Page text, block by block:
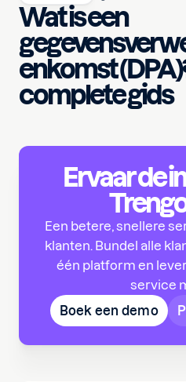
Wat is een
enkomst
complete gids
Ervaar de
Een betere, snellere
klanten. Bundel alle
één platform en
service
Boek een demo